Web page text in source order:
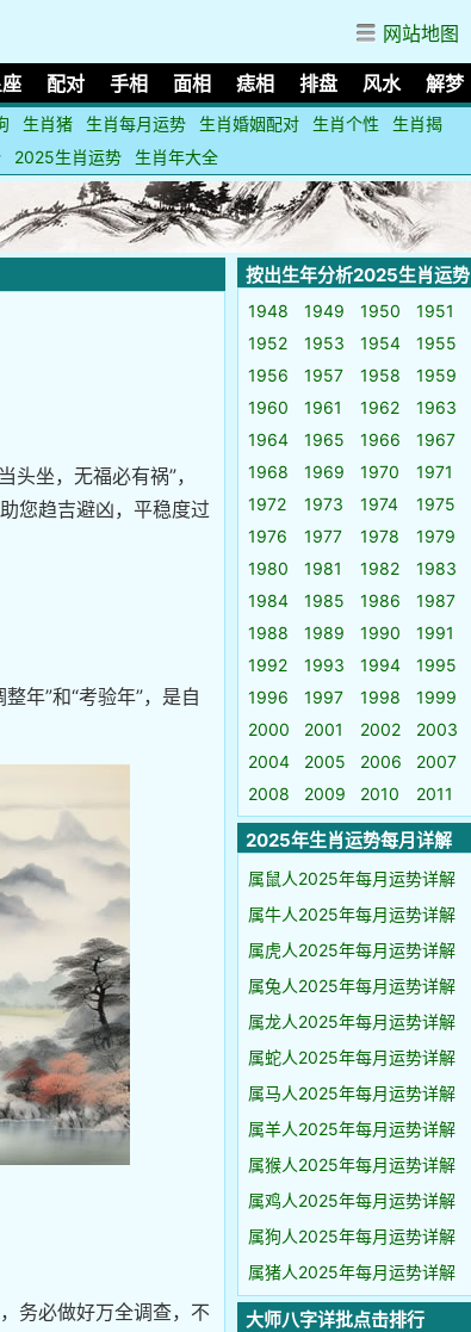
网站地图
配对 手相 面相 痣相 排盘 风水 解梦
生肖猪 生肖每月运势 生肖婚姻配对 生肖个性
生肖揭
2025生肖运势 生肖年大全
坐，无福必有祸”，
您趋吉避凶，平稳度过
年”和“考验年”，是自
务必做好万全调查，不
按出生年分析2025生肖运势
1948 1949 1950
1951
1952
1953 1954
1955
1956
1957 1958
1959
1960
1961 1962
1963
1964
1965 1966
1967
1968
1969 1970
1971
1972
1973 1974
1975
1976
1977 1978
1979
1980
1981 1982
1983
1984
1985 1986
1987
1988
1989 1990
1991
1992
1993 1994
1995
1996
1997 1998
1999
2000
2001 2002
2003
2004
2005 2006
2007
2008
2009 2010 2011
2025年生肖运势每月详解
属鼠人2025年每月运势详解
属牛人2025年每月运势详解
属虎人2025年每月运势详解
属兔人2025年每月运势详解
属龙人2025年每月运势详解
属蛇人2025年每月运势详解
属马人2025年每月运势详解
属羊人2025年每月运势详解
属猴人2025年每月运势详解
属鸡人2025年每月运势详解
属狗人2025年每月运势详解
属猪人2025年每月运势详解
大师八字详批点击排行